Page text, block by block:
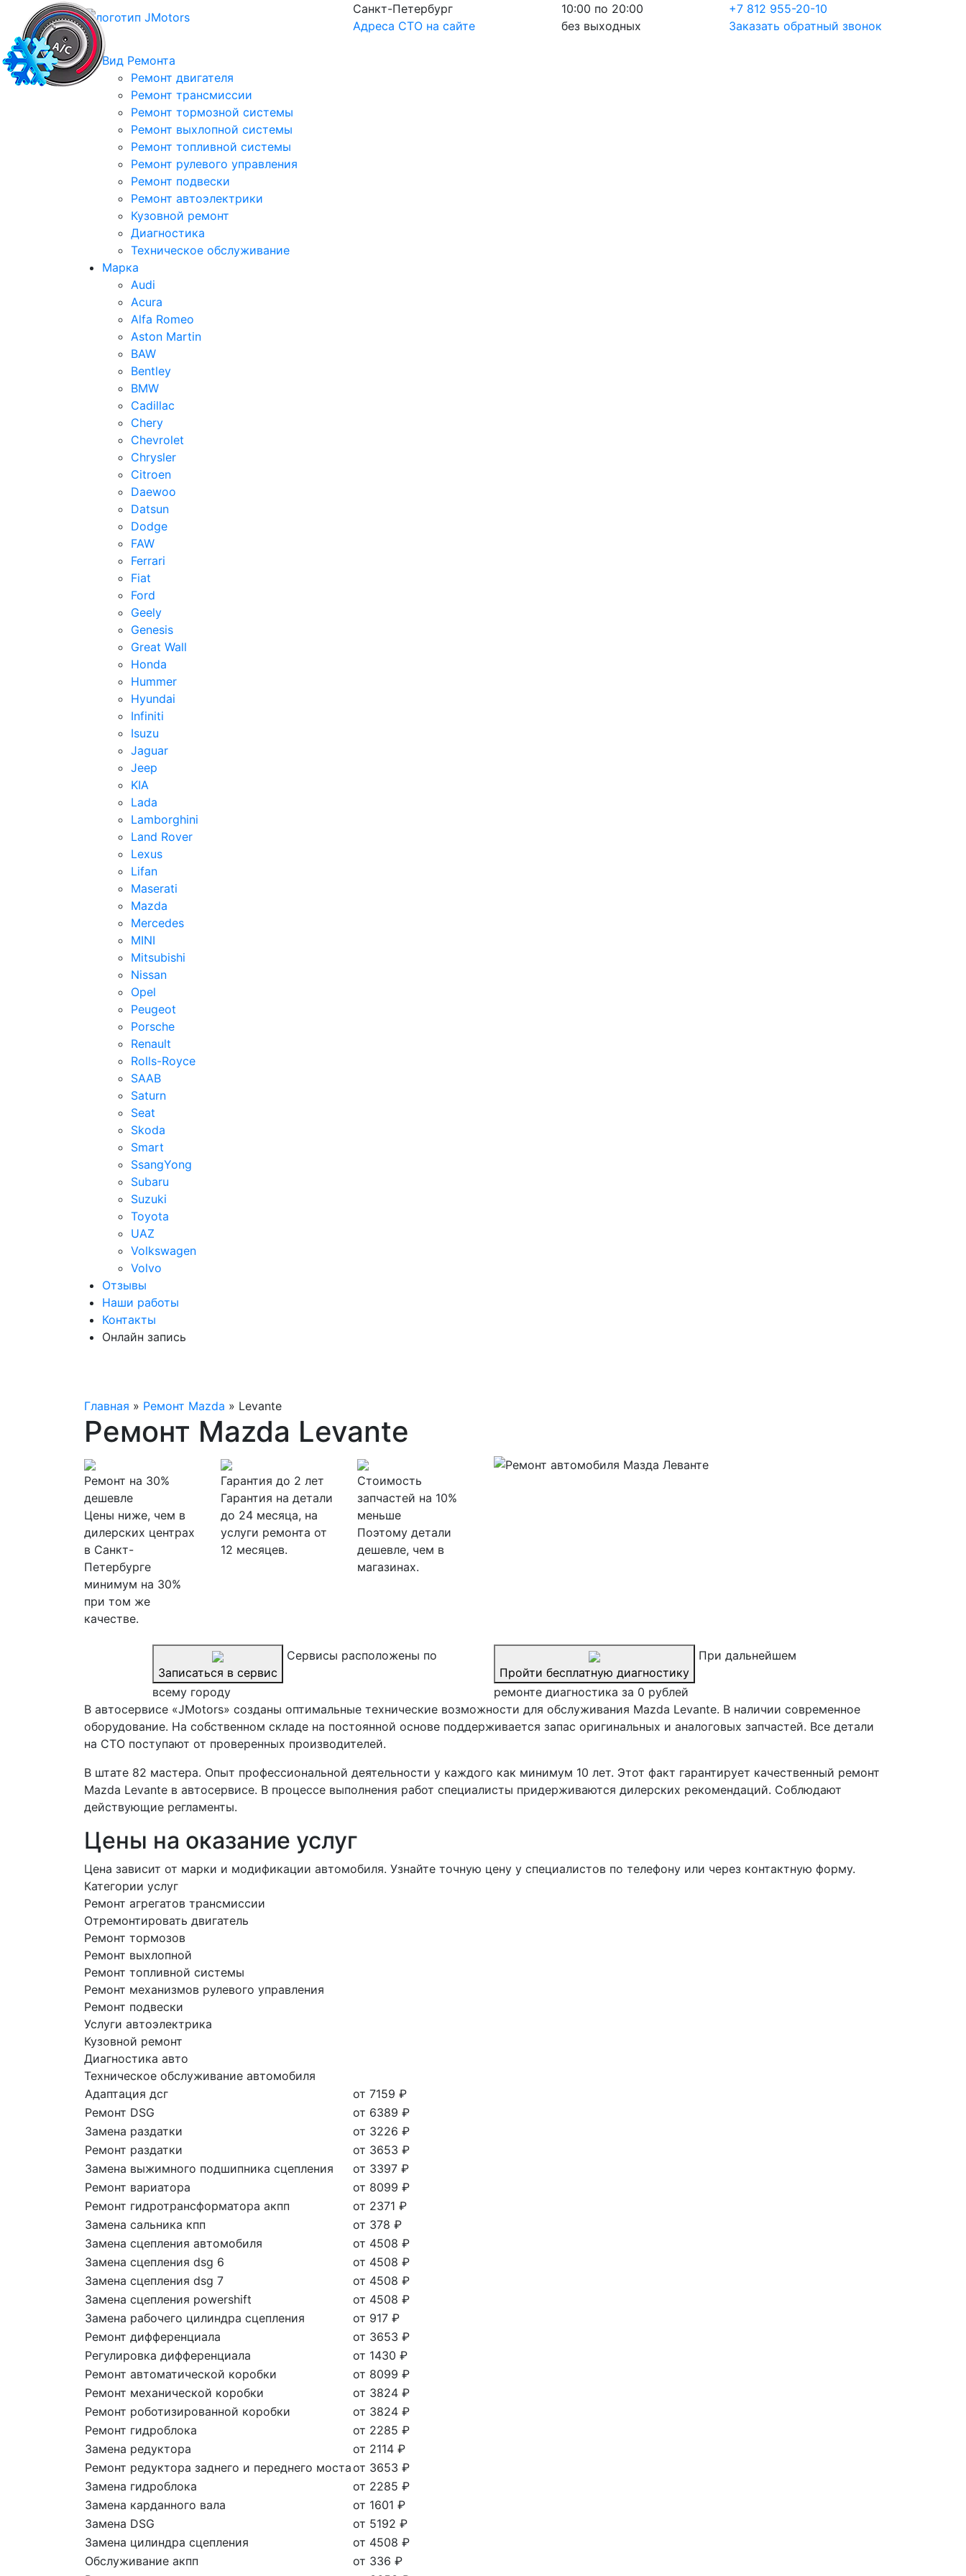
Санкт-Петербург
Адреса СТО на сайте
10:00 по 20:00
без выходных
+7 812 955-20-10
Заказать обратный звонок
МЕНЮ
Вид Ремонта
Ремонт двигателя
Ремонт трансмиссии
Ремонт тормозной системы
Ремонт выхлопной системы
Ремонт топливной системы
Ремонт рулевого управления
Ремонт подвески
Ремонт автоэлектрики
Кузовной ремонт
Диагностика
Техническое обслуживание
Марка
Audi
Acura
Alfa Romeo
Aston Martin
BAW
Bentley
BMW
Cadillac
Chery
Chevrolet
Chrysler
Citroen
Daewoo
Datsun
Dodge
FAW
Ferrari
Fiat
Ford
Geely
Genesis
Great Wall
Honda
Hummer
Hyundai
Infiniti
Isuzu
Jaguar
Jeep
KIA
Lada
Lamborghini
Land Rover
Lexus
Lifan
Maserati
Mazda
Mercedes
MINI
Mitsubishi
Nissan
Opel
Peugeot
Porsche
Renault
Rolls-Royce
SAAB
Saturn
Seat
Skoda
Smart
SsangYong
Subaru
Suzuki
Toyota
UAZ
Volkswagen
Volvo
Отзывы
Наши работы
Контакты
Онлайн запись
Главная » Ремонт Mazda » Levante
Ремонт Mazda Levante
Ремонт на 30%
дешевле
Цены ниже, чем в
дилерских центрах
в Санкт-
Петербурге
минимум на 30%
при том же
качестве.
Гарантия до 2 лет
Гарантия на детали
до 24 месяца, на
услуги ремонта от
12 месяцев.
Стоимость
запчастей на 10%
меньше
Поэтому детали
дешевле, чем в
магазинах.
Записаться в сервис
Сервисы расположены по
всему городу
Пройти бесплатную диагностику
При дальнейшем
ремонте диагностика за 0 рублей
В автосервисе «JMotors» созданы оптимальные технические возможности для обслуживания Mazda Levante. В наличии современное
оборудование. На собственном складе на постоянной основе поддерживается запас оригинальных и аналоговых запчастей. Все детали
на СТО поступают от проверенных производителей.
В штате 82 мастера. Опыт профессиональной деятельности у каждого как минимум 10 лет. Этот факт гарантирует качественный ремонт
Mazda Levante в автосервисе. В процессе выполнения работ специалисты придерживаются дилерских рекомендаций. Соблюдают
действующие регламенты.
Цены на оказание услуг
Цена зависит от марки и модификации автомобиля. Узнайте точную цену у специалистов по телефону или через контактную форму.
Категории услуг
Ремонт агрегатов трансмиссии
Отремонтировать двигатель
Ремонт тормозов
Ремонт выхлопной
Ремонт топливной системы
Ремонт механизмов рулевого управления
Ремонт подвески
Услуги автоэлектрика
Кузовной ремонт
Диагностика авто
Техническое обслуживание автомобиля
Адаптация дсг
от 7159 ₽
Ремонт DSG
от 6389 ₽
Замена раздатки
от 3226 ₽
Ремонт раздатки
от 3653 ₽
Замена выжимного подшипника сцепления
от 3397 ₽
Ремонт вариатора
от 8099 ₽
Ремонт гидротрансформатора акпп
от 2371 ₽
Замена сальника кпп
от 378 ₽
Замена сцепления автомобиля
от 4508 ₽
Замена сцепления dsg 6
от 4508 ₽
Замена сцепления dsg 7
от 4508 ₽
Замена сцепления powershift
от 4508 ₽
Замена рабочего цилиндра сцепления
от 917 ₽
Ремонт дифференциала
от 3653 ₽
Регулировка дифференциала
от 1430 ₽
Ремонт автоматической коробки
от 8099 ₽
Ремонт механической коробки
от 3824 ₽
Ремонт роботизированной коробки
от 3824 ₽
Ремонт гидроблока
от 2285 ₽
Замена редуктора
от 2114 ₽
Ремонт редуктора заднего и переднего мостаот 3653 ₽
Замена гидроблока
от 2285 ₽
Замена карданного вала
от 1601 ₽
Замена DSG
от 5192 ₽
Замена цилиндра сцепления
от 4508 ₽
Обслуживание акпп
от 336 ₽